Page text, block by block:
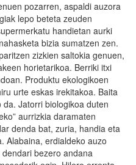
pozarren, aspaldi auzora
lepo beteta zeuden
handietan aurki
bizia sumatzen zen.
zizkien saltokia genuen,
horietarikoa. Berriki itxi
Produktu ekologikoen
urte eskas irekitakoa. Baita
Jatorri biologikoa duten
aurrizkia daramaten
denda bat, zuria, handia eta
Alabaina, erdialdeko auzo
bezero andana